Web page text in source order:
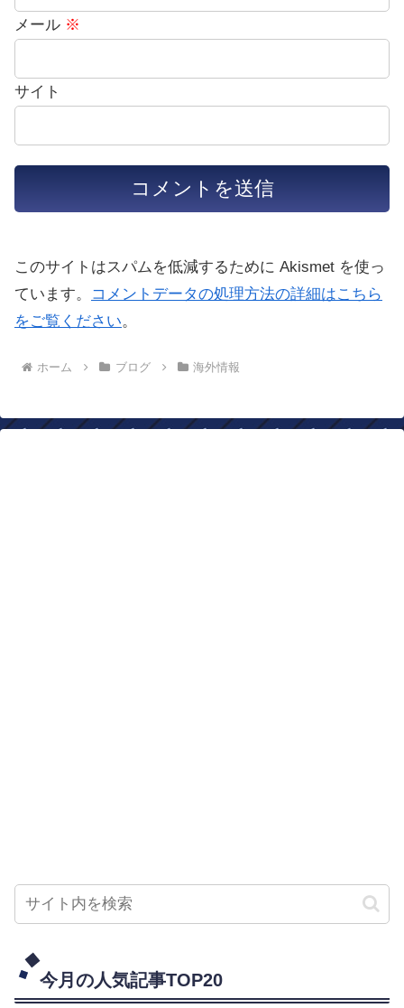
メール ※
サイト
このサイトはスパムを低減するために Akismet を使っ
ています。
コメントデータの処理方法の詳細はこちら
をご覧ください。
ホーム ブログ 海外情報
今月の人気記事TOP20